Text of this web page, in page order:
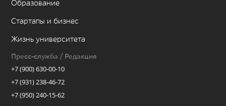
Образование
Стартапы и бизнес
Жизнь университета
Пресс-служба / Редакция
+7 (900) 630-00-10
+7 (931) 238-46-72
+7 (950) 240-15-62